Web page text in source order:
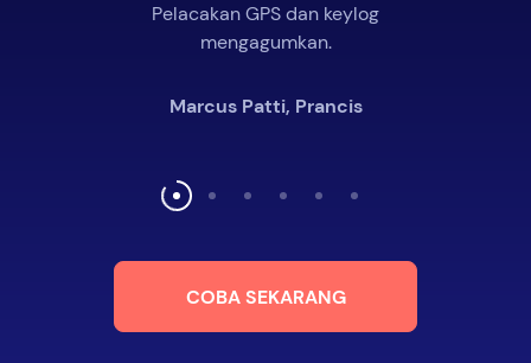
Pelacakan GPS dan keylog
mengagumkan.
Marcus Patti, Prancis
COBA SEKARANG